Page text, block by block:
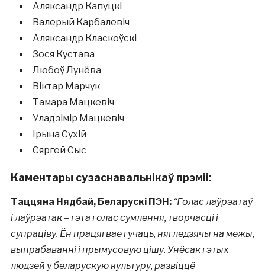
Аляксандр Капуцкі
Валерый Карбалевіч
Аляксандр Класкоўскі
Зося Кустава
Любоў Лунёва
Віктар Марчук
Тамара Мацкевіч
Уладзімір Мацкевіч
Ірына Сухій
Сяргей Сыс
Каментары сузаснавальнікаў прэміі:
Таццяна Нядбай, Беларускі ПЭН: “Голас лаўрэатаў
і лаўрэатак – гэта голас сумлення, творчасці і
супраціву. Ён працягвае гучаць, нягледзячы на межы,
выпрабаванні і прымусовую цішу. Унёсак гэтых
людзей у беларускую культуру, развіццё